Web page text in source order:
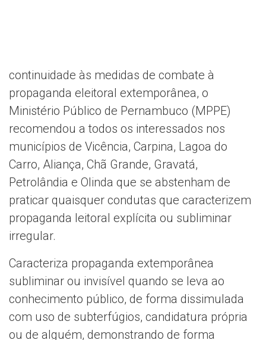
continuidade às medidas de combate à
propaganda eleitoral extemporânea, o
Ministério Público de Pernambuco (MPPE)
recomendou a todos os interessados nos
municípios de Vicência, Carpina, Lagoa do
Carro, Aliança, Chã Grande, Gravatá,
Petrolândia e Olinda que se abstenham de
praticar quaisquer condutas que caracterizem
propaganda leitoral explícita ou subliminar
irregular.
Caracteriza propaganda extemporânea
subliminar ou invisível quando se leva ao
conhecimento público, de forma dissimulada
com uso de subterfúgios, candidatura própria
ou de alguém, demonstrando de forma